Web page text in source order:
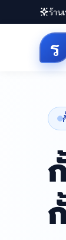
ร้าน
ร